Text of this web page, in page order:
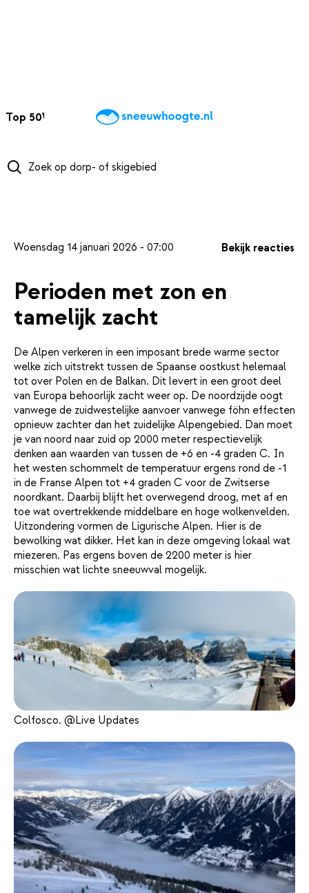
Top 50Webcams WintersportweerKaarten
Woensdag 14 januari 2026 - 07:00 Bekijk reacties
Perioden met zon en
tamelijk zacht
De Alpen verkeren in een imposant brede warme sector
welke zich uitstrekt tussen de Spaanse oostkust helemaal
tot over Polen en de Balkan. Dit levert in een groot deel
van Europa behoorlijk zacht weer op. De noordzijde oogt
vanwege de zuidwestelijke aanvoer vanwege föhn effecten
opnieuw zachter dan het zuidelijke Alpengebied. Dan moet
je van noord naar zuid op 2000 meter respectievelijk
denken aan waarden van tussen de +6 en -4 graden C. In
het westen schommelt de temperatuur ergens rond de -1
in de Franse Alpen tot +4 graden C voor de Zwitserse
noordkant. Daarbij blijft het overwegend droog, met af en
toe wat overtrekkende middelbare en hoge wolkenvelden.
Uitzondering vormen de Ligurische Alpen. Hier is de
bewolking wat dikker. Het kan in deze omgeving lokaal wat
miezeren. Pas ergens boven de 2200 meter is hier
misschien wat lichte sneeuwval mogelijk.
Colfosco. @Live Updates